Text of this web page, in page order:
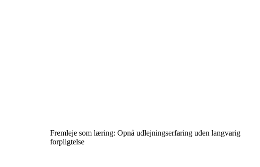
Fremleje som læring: Opnå udlejningserfaring uden langvarig
forpligtelse